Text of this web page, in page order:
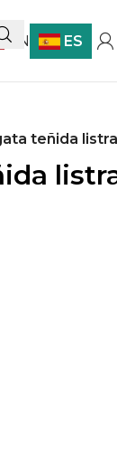
EN ES
teñida